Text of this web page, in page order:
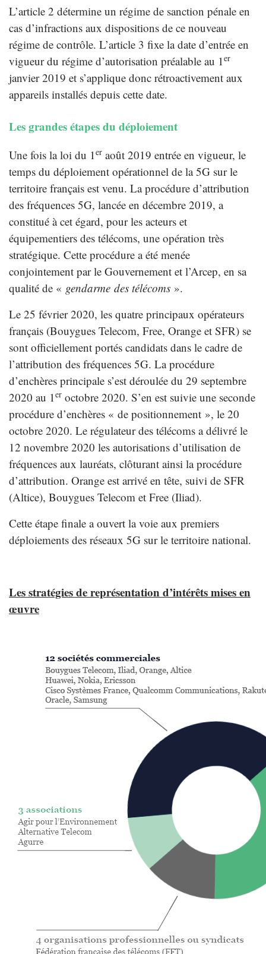
L’article 2 détermine un régime de sanction pénale en
cas d’infractions aux dispositions de ce nouveau
régime de contrôle. L’article 3 fixe la date d’entrée en
vigueur du régime d’autorisation préalable au 1er
janvier 2019 et s’applique donc rétroactivement aux
appareils installés depuis cette date.
Les grandes étapes du déploiement
Une fois la loi du 1er août 2019 entrée en vigueur, le
temps du déploiement opérationnel de la 5G sur le
territoire français est venu. La procédure d’attribution
des fréquences 5G, lancée en décembre 2019, a
constitué à cet égard, pour les acteurs et
équipementiers des télécoms, une opération très
stratégique. Cette procédure a été menée
conjointement par le Gouvernement et l’Arcep, en sa
qualité de « gendarme des télécoms ».
Le 25 février 2020, les quatre principaux opérateurs
français (Bouygues Telecom, Free, Orange et SFR) se
sont officiellement portés candidats dans le cadre de
l’attribution des fréquences 5G. La procédure
d’enchères principale s’est déroulée du 29 septembre
2020 au 1er octobre 2020. S’en est suivie une seconde
procédure d’enchères « de positionnement », le 20
octobre 2020. Le régulateur des télécoms a délivré le
12 novembre 2020 les autorisations d’utilisation de
fréquences aux lauréats, clôturant ainsi la procédure
d’attribution. Orange est arrivé en tête, suivi de SFR
(Altice), Bouygues Telecom et Free (Iliad).
Cette étape finale a ouvert la voie aux premiers
déploiements des réseaux 5G sur le territoire national.
Les stratégies de représentation d’intérêts mises en
œuvre